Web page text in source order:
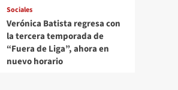
Sociales
Verónica Batista regresa con
la tercera temporada de
“Fuera de Liga”, ahora en
nuevo horario